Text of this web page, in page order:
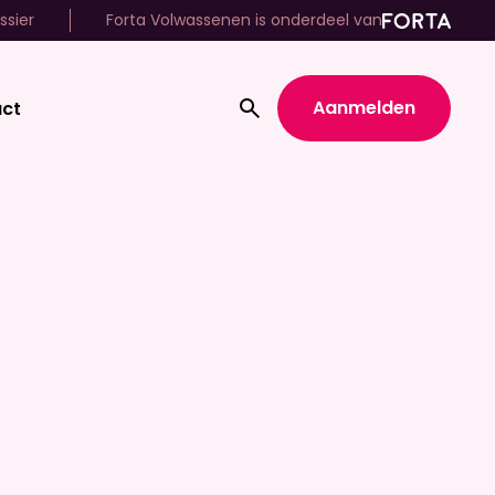
Forta Volwassenen is onderdeel van
Aanmelden